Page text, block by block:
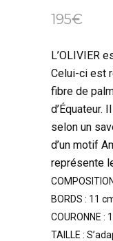
195€
L’OLIVIER
Celui-ci est
fibre de
d’Équateur.
selon un
d’un motif
représente
BORDS : 11
COURONNE :
TAILLE :